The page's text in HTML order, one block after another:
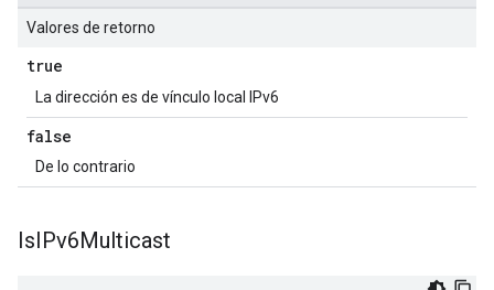
Valores de retorno
true
La dirección es de vínculo local IPv6
false
De lo contrario
IsIPv6Multicast